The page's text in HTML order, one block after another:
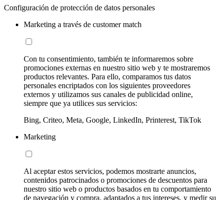
Configuración de protección de datos personales
Marketing a través de customer match
Con tu consentimiento, también te informaremos sobre
promociones externas en nuestro sitio web y te mostraremos
productos relevantes. Para ello, comparamos tus datos
personales encriptados con los siguientes proveedores
externos y utilizamos sus canales de publicidad online,
siempre que ya utilices sus servicios:
Bing, Criteo, Meta, Google, LinkedIn, Printerest, TikTok
Marketing
Al aceptar estos servicios, podemos mostrarte anuncios,
contenidos patrocinados o promociones de descuentos para
nuestro sitio web o productos basados en tu comportamiento
de navegación y compra, adaptados a tus intereses, y medir su